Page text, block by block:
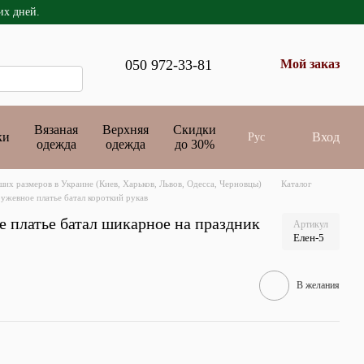
дней.
050 972-33-81 Мой заказ
Вязаная
одежда
Верхняя
одежда
Скидки
до 30%
Рус Вход
размеров в Украине (Киев, Харьков, Львов, Одесса, Черновцы)
Каталог
платье батал короткий рукав
батал шикарное на праздник Артикул
Елен-5
В желания